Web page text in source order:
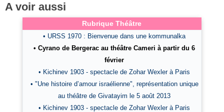
A voir aussi
Rubrique Théâtre
• URSS 1970 : Bienvenue dans une kommunalka
• Cyrano de Bergerac au théâtre Cameri à partir du 6
février
• Kichinev 1903 - spectacle de Zohar Wexler à Paris
• "Une histoire d’amour israélienne", représentation unique
au théâtre de Givatayim le 5 août 2013
• Kichinev 1903 - spectacle de Zohar Wexler à Paris